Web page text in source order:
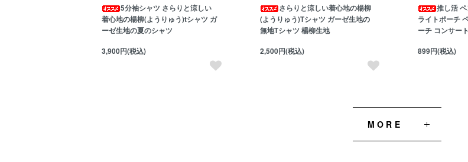
5分袖シャツ さらりと涼しい
着心地の楊柳(ようりゅう)tシャツ ガ
ーゼ生地の夏のシャツ
3,900円(税込)
さらりと涼しい着心地の楊柳
(ようりゅう)Tシャツ ガーゼ生地の
無地Tシャツ 楊柳生地
2,500円(税込)
推し活
ライトポーチ
ーチ コンサート
899円(税込)
MORE